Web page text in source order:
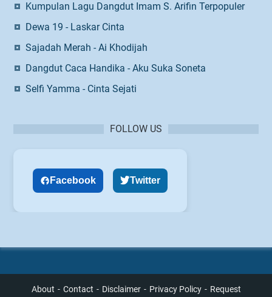
Kumpulan Lagu Dangdut Imam S. Arifin Terpopuler
Dewa 19 - Laskar Cinta
Sajadah Merah - Ai Khodijah
Dangdut Caca Handika - Aku Suka Soneta
Selfi Yamma - Cinta Sejati
FOLLOW US
Facebook Twitter
About Contact Disclaimer Privacy Policy Request